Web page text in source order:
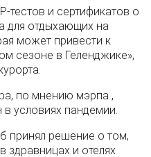
тестов и сертификатов о
для отдыхающих на
может привести к
сезоне в Геленджике»,
по мнению мэрпа ,
в условиях пандемии.
принял решение о том,
здравницах и отелях